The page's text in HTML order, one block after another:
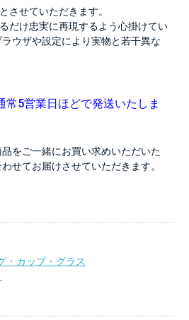
させていただきます。
だけ忠実に再現するよう心掛けてい
ウザや設定により実物と若干異な
常5営業日ほどで発送いたしま
品をご一緒にお買い求めいただいた
せてお届けさせていただきます。
・カップ・グラス